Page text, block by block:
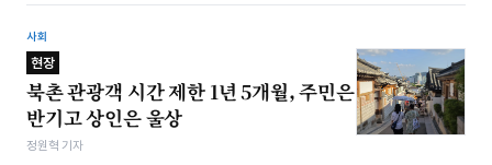
사회
현장
북촌 관광객 시간 제한 1년 5개월, 주민은
반기고 상인은 울상
정원혁 기자